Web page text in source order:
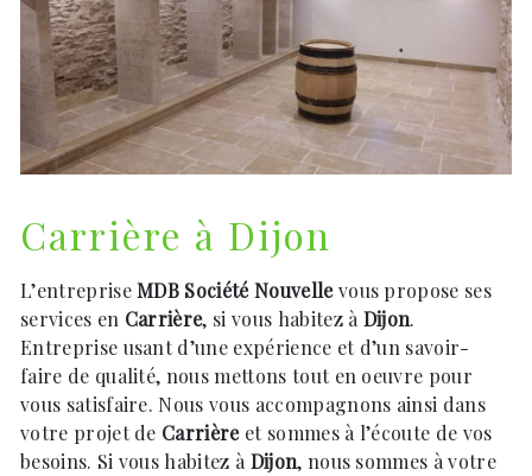
Carrière à Dijon
L’entrepriseMDB Société Nouvellevous propose ses
services en Carrière, si vous habitez à Dijon.
Entreprise usant d’une expérience et d’un savoir-
faire de qualité, nous mettons tout en oeuvre pour
vous satisfaire. Nous vous accompagnons ainsi dans
votre projet de Carrièreet sommes à l’écoute de vos
besoins. Si vous habitez à Dijon, nous sommes à votre